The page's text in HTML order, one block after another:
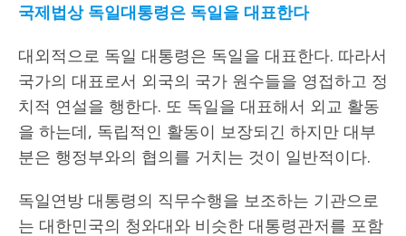
국제법상 독일대통령은 독일을 대표한다
대외적으로 독일 대통령은 독일을 대표한다. 따라서
국가의 대표로서 외국의 국가 원수들을 영접하고 정
치적 연설을 행한다. 또 독일을 대표해서 외교 활동
을 하는데, 독립적인 활동이 보장되긴 하지만 대부
분은 행정부와의 협의를 거치는 것이 일반적이다.
독일연방 대통령의 직무수행을 보조하는 기관으로
는 대한민국의 청와대와 비슷한 대통령관저를 포함